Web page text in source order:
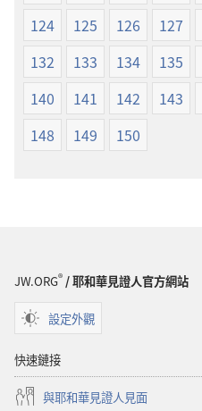
124
125 126 127
132
133 134 135
140
141 142 143
148
149 150
JW.ORG®/ 耶和華見證人官方網站
設定外觀
快速鏈接
與耶和華見證人見面